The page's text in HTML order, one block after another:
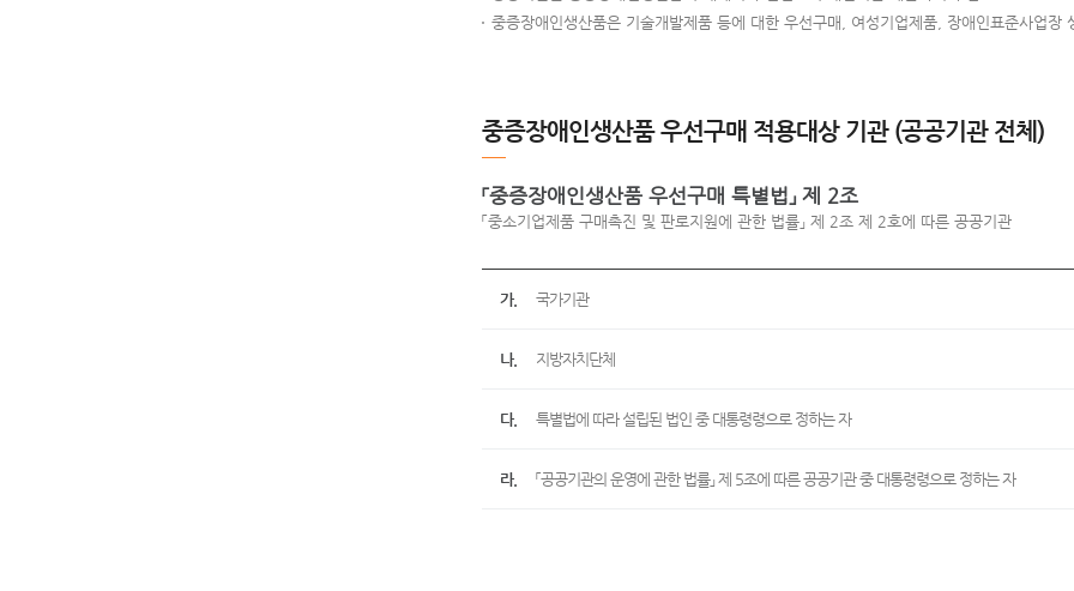
중증장애인생산품은 기술개발제품 등에 대한 우선구매, 여성기업제품, 장애인표준사업장
중증장애인생산품 우선구매 적용대상 기관 (공공기관 전체)
「중증장애인생산품 우선구매 특별법」 제 2조
「중소기업제품 구매촉진 및 판로지원에 관한 법률」 제 2조 제 2호에 따른 공공기관
가. 국가기관
나. 지방자치단체
다. 특별법에 따라 설립된 법인 중 대통령령으로 정하는 자
라. 「공공기관의 운영에 관한 법률」 제 5조에 따른 공공기관 중 대통령령으로 정하는 자